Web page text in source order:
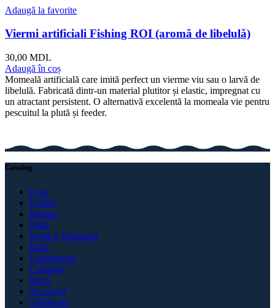
Adaugă la favorite
Viermi artificiali Fishing ROI (aromă de libelulă)
30,00 MDL
Adaugă în coș
Momeală artificială care imită perfect un vierme viu sau o larvă de
libelulă. Fabricată dintr-un material plutitor și elastic, impregnat cu
un atractant persistent. O alternativă excelentă la momeala vie pentru
pescuitul la plută și feeder.
Catalog
Crap
Feeder
Răpitor
Plută
Nadă și Momeală
Iarnă
Echipament
Camping
Bărci
Accesorii
Vânătoare